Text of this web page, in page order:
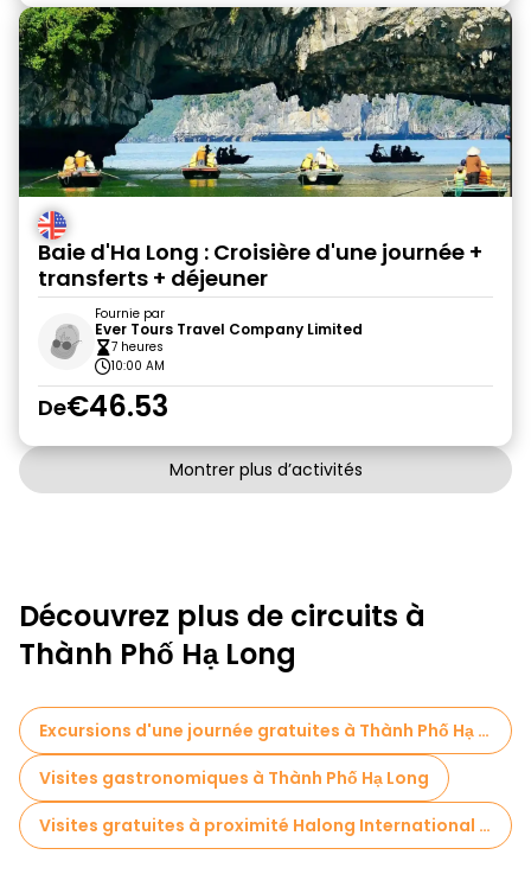
Baie d'Ha Long : Croisière d'une journée +
transferts + déjeuner
Fournie par
Ever Tours Travel Company Limited
7 heures
10:00 AM
De€46.53
Montrer plus d’activités
Découvrez plus de circuits à
Thành Phố Hạ Long
Excursions d'une journée gratuites à Thành Phố Hạ Long
Visites gastronomiques à Thành Phố Hạ Long
Visites gratuites à proximité Halong International Cruise Port